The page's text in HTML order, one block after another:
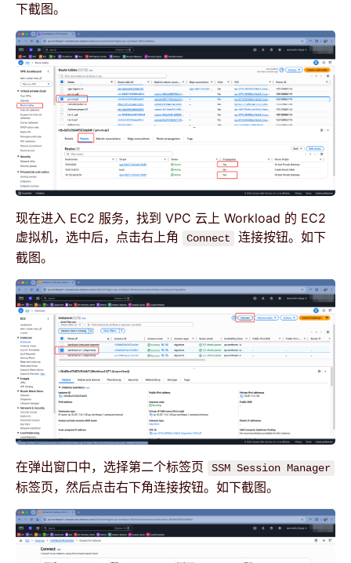
下截图。
现在进入 EC2 服务，找到 VPC 云上 Workload 的 EC2
虚拟机，选中后，点击右上角
Connect
连接按钮。如下
截图。
在弹出窗口中，选择第二个标签页 SSM Session Manager
标签页，然后点击右下角连接按钮。如下截图。